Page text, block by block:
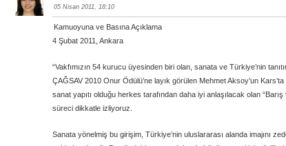
05 Nisan 2011, 18:10
Kamuoyuna ve Basına Açıklama
4 Şubat 2011, Ankara
“Vakfımızın 54 kurucu üyesinden biri olan, sanata ve Türkiye’nin
ÇAĞSAV 2010 Onur Ödülü’ne layık görülen Mehmet Aksoy’un
sanat yapıtı olduğu herkes tarafından daha iyi anlaşılacak olan “Barış
süreci dikkatle izliyoruz.
Sanata yönelmiş bu girişim, Türkiye’nin uluslararası alanda imajını